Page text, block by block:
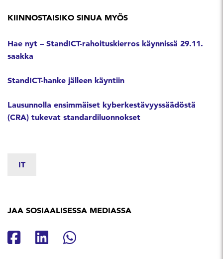
KIINNOSTAISIKO SINUA MYÖS
Hae nyt – StandICT-rahoituskierros käynnissä 29.11.
saakka
StandICT-hanke jälleen käyntiin
Lausunnolla ensimmäiset kyberkestävyyssäädöstä
(CRA) tukevat standardiluonnokset
IT
JAA SOSIAALISESSA MEDIASSA
Jaa Facebookissa
Jaa Linkedinissä
Jaa Whatsappissa